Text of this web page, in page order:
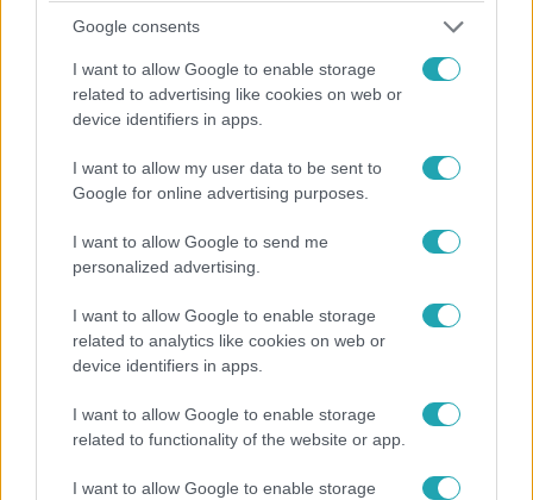
Google consents
I want to allow Google to enable storage
related to advertising like cookies on web or
device identifiers in apps.
I want to allow my user data to be sent to
Google for online advertising purposes.
I want to allow Google to send me
personalized advertising.
I want to allow Google to enable storage
related to analytics like cookies on web or
device identifiers in apps.
I want to allow Google to enable storage
related to functionality of the website or app.
I want to allow Google to enable storage
Kultúra
2026. július 3. 9:10
Gyászhír érkezett: 82 évesen meghalt Szilágyi
Vígszínház legendás alakja 82 éves volt, pályájával a
magyar színház és film meghatározó művésze lett.